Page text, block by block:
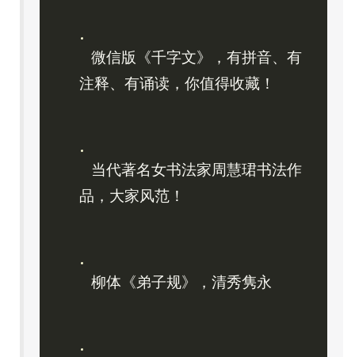
微信版《千字文》，有拼音、有
注释、有诵读，你值得收藏！
当代著名女书法家周慧珺书法作
品，大家风范！
柳体《弟子规》，清秀隽永